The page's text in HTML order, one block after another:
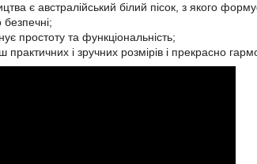
є австралійський білий пісок, з якого
безпечні;
простоту та функціональність;
практичних і зручних розмірів і прекрасно